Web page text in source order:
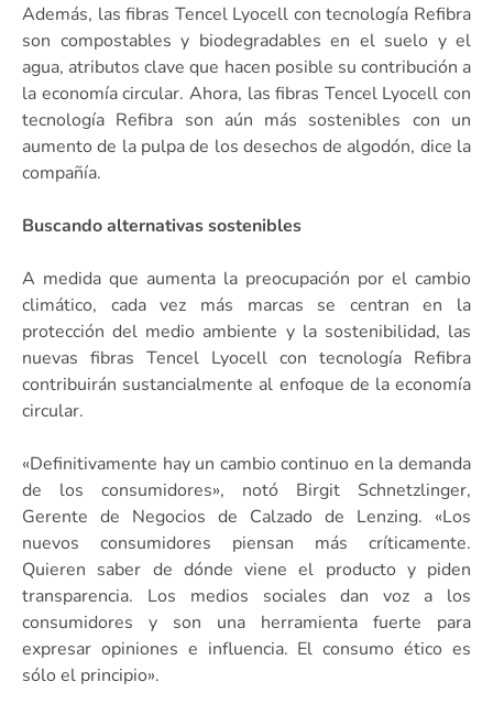
Además, las fibras Tencel Lyocell con tecnología Refibra
son compostables y biodegradables en el suelo y el
agua, atributos clave que hacen posible su contribución a
la economía circular. Ahora, las fibras Tencel Lyocell con
tecnología Refibra son aún más sostenibles con un
aumento de la pulpa de los desechos de algodón, dice la
compañía.
Buscando alternativas sostenibles
A medida que aumenta la preocupación por el cambio
climático, cada vez más marcas se centran en la
protección del medio ambiente y la sostenibilidad, las
nuevas fibras Tencel Lyocell con tecnología Refibra
contribuirán sustancialmente al enfoque de la economía
circular.
«Definitivamente hay un cambio continuo en la demanda
de los consumidores», notó Birgit Schnetzlinger,
Gerente de Negocios de Calzado de Lenzing. «Los
nuevos consumidores piensan más críticamente.
Quieren saber de dónde viene el producto y piden
transparencia. Los medios sociales dan voz a los
consumidores y son una herramienta fuerte para
expresar opiniones e influencia. El consumo ético es
sólo el principio».